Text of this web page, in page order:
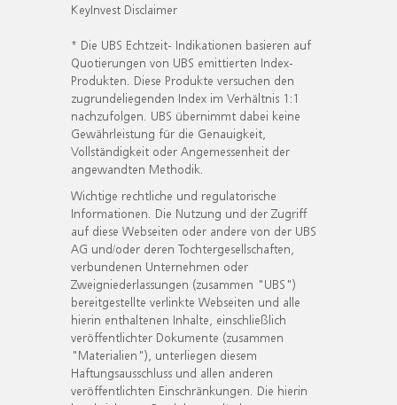
KeyInvest Disclaimer
* Die UBS Echtzeit- Indikationen basieren auf
Quotierungen von UBS emittierten Index-
Produkten. Diese Produkte versuchen den
zugrundeliegenden Index im Verhältnis 1:1
nachzufolgen. UBS übernimmt dabei keine
Gewährleistung für die Genauigkeit,
Vollständigkeit oder Angemessenheit der
angewandten Methodik.
Wichtige rechtliche und regulatorische
Informationen. Die Nutzung und der Zugriff
auf diese Webseiten oder andere von der UBS
AG und/oder deren Tochtergesellschaften,
verbundenen Unternehmen oder
Zweigniederlassungen (zusammen "UBS")
bereitgestellte verlinkte Webseiten und alle
hierin enthaltenen Inhalte, einschließlich
veröffentlichter Dokumente (zusammen
"Materialien"), unterliegen diesem
Haftungsausschluss und allen anderen
veröffentlichten Einschränkungen. Die hierin